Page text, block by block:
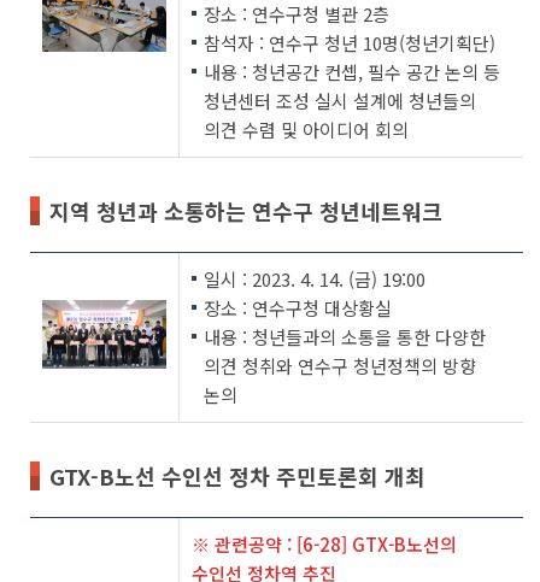
장소 : 연수구청 별관 2층
참석자 : 연수구 청년 10명(청년기획단)
내용 : 청년공간 컨셉, 필수 공간 논의 등
청년센터 조성 실시 설계에 청년들의
의견 수렴 및 아이디어 회의
지역 청년과 소통하는 연수구 청년네트워크
일시 : 2023. 4. 14. (금) 19:00
장소 : 연수구청 대상황실
내용 : 청년들과의 소통을 통한 다양한
의견 청취와 연수구 청년정책의 방향
논의
GTX-B노선 수인선 정차 주민토론회 개최
※ 관련공약 : [6-28] GTX-B노선의
수인선 정차역 추진